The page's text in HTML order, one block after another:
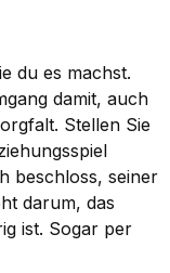
du es machst.
damit, auch
Stellen Sie
beschloss, seiner
darum, das
ist. Sogar per